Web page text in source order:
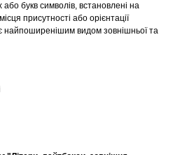
букв символів, встановлені на
присутності або орієнтації
є найпоширенішим видом зовнішньої та